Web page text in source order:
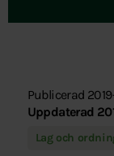
Publicerad
Uppdaterad
Lag och